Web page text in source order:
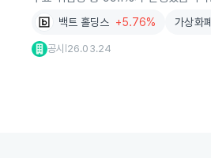
백트 홀딩스 +5.76% 가상화폐
공시 26.03.24